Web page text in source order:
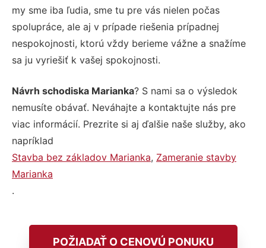
my sme iba ľudia, sme tu pre vás nielen počas
spolupráce, ale aj v prípade riešenia prípadnej
nespokojnosti, ktorú vždy berieme vážne a snažíme
sa ju vyriešiť k vašej spokojnosti.
Návrh schodiska Marianka? S nami sa o výsledok
nemusíte obávať. Neváhajte a kontaktujte nás pre
viac informácií. Prezrite si aj ďalšie naše služby, ako
napríklad
Stavba bez základov Marianka, Zameranie stavby
Marianka
.
POŽIADAŤ O CENOVÚ PONUKU